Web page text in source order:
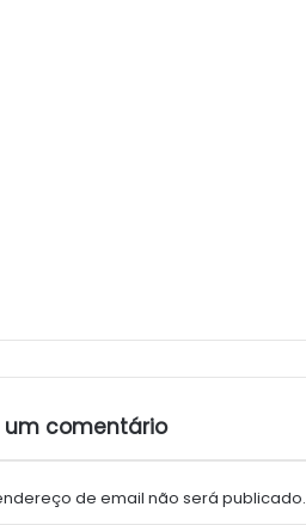
um comentário
de email não será publicado.